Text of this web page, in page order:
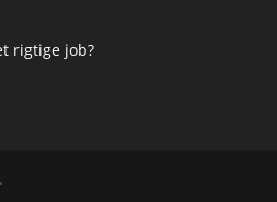
rigtige job?